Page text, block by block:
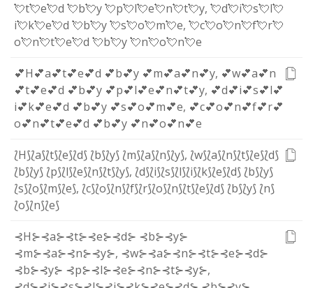
💘t💘e💘d 💘b💘y💘p💘l💘e💘n💘t💘y, 💘d💘i💘s💘l💘
i💘k💘e💘d 💘b💘y💘s💘o💘m💘e, 💘c💘o💘n💘f💘r💘
o💘n💘t💘e💘d 💘b💘y💘n💘o💘n💘e
💕H💕a💕t💕e💕d 💕b💕y 💕m💕a💕n💕y, 💕w💕a💕n
💕t💕e💕d 💕b💕y 💕p💕l💕e💕n💕t💕y, 💕d💕i💕s💕l💕
i💕k💕e💕d 💕b💕y 💕s💕o💕m💕e, 💕c💕o💕n💕f💕r💕
o💕n💕t💕e💕d 💕b💕y 💕n💕o💕n💕e
⟅H⟆⟅a⟆⟅t⟆⟅e⟆⟅d⟆ ⟅b⟆⟅y⟆ ⟅m⟆⟅a⟆⟅n⟆⟅y⟆, ⟅w⟆⟅a⟆⟅n⟆⟅t⟆⟅e⟆⟅d⟆
⟅b⟆⟅y⟆ ⟅p⟆⟅l⟆⟅e⟆⟅n⟆⟅t⟆⟅y⟆, ⟅d⟆⟅i⟆⟅s⟆⟅l⟆⟅i⟆⟅k⟆⟅e⟆⟅d⟆ ⟅b⟆⟅y⟆
⟅s⟆⟅o⟆⟅m⟆⟅e⟆, ⟅c⟆⟅o⟆⟅n⟆⟅f⟆⟅r⟆⟅o⟆⟅n⟆⟅t⟆⟅e⟆⟅d⟆ ⟅b⟆⟅y⟆ ⟅n⟆
⟅o⟆⟅n⟆⟅e⟆
⊰H⊱⊰a⊱⊰t⊱⊰e⊱⊰d⊱ ⊰b⊱⊰y⊱
⊰m⊱⊰a⊱⊰n⊱⊰y⊱, ⊰w⊱⊰a⊱⊰n⊱⊰t⊱⊰e⊱⊰d⊱
⊰b⊱⊰y⊱ ⊰p⊱⊰l⊱⊰e⊱⊰n⊱⊰t⊱⊰y⊱,